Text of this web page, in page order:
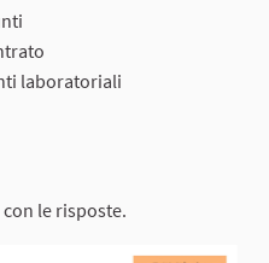
laboratoriali
le risposte.